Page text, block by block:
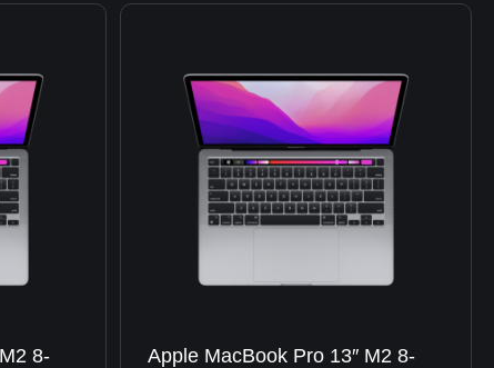
8-
Apple MacBook Pro 13″ M2 8-